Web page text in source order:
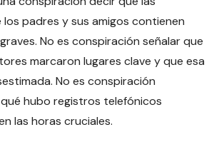
padres y sus amigos contienen
No es conspiración señalar que
marcaron lugares clave y que esa
No es conspiración
hubo registros telefónicos
las horas cruciales.